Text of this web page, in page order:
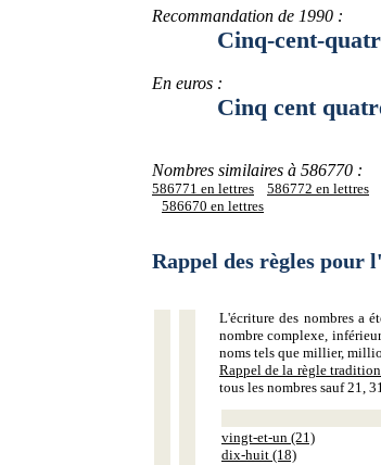
Recommandation de 1990 :
Cinq-cent-quatre-
En euros :
Cinq cent quatre-
Nombres similaires à 586770 :
586771 en lettres 586772 en lettres
586670 en lettres
Rappel des règles pour
L'écriture des nombres a
nombre complexe,
noms tels que millier,
Rappel de la règle
tous les nombres sauf 21,
vingt-et-un (21)
dix-huit (18)